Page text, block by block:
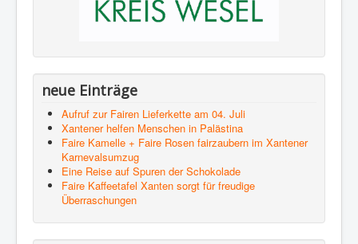
neue Einträge
Aufruf zur Fairen Lieferkette am 04. Juli
Xantener helfen Menschen in Palästina
Faire Kamelle + Faire Rosen fairzaubern im Xantener
Karnevalsumzug
Eine Reise auf Spuren der Schokolade
Faire Kaffeetafel Xanten sorgt für freudige
Überraschungen